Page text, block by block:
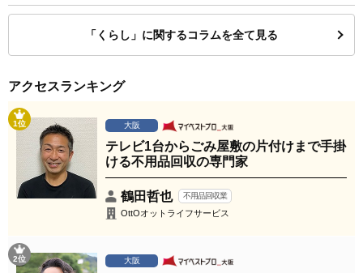
「くらし」に関するコラムを全て見る
アクセスランキング
1位 大阪
テレビ1台からごみ屋敷の片付けまで手掛
ける不用品回収の専門家
鶴田哲也 不用品回収業
OttOオットライフサービス
2位 大阪